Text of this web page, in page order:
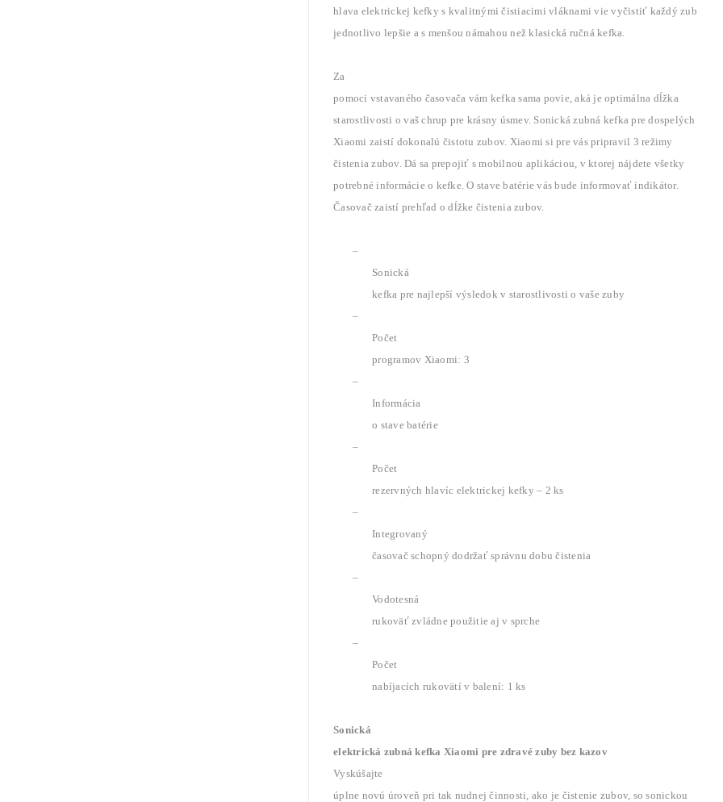
hlava elektrickej kefky s kvalitnými čistiacimi vláknami vie vyčistiť každý zub
jednotlivo lepšie a s menšou námahou než klasická ručná kefka.
Za
pomoci vstavaného časovača vám kefka sama povie, aká je optimálna dĺžka
starostlivosti o vaš chrup pre krásny úsmev. Sonická zubná kefka pre dospelých
Xiaomi zaistí dokonalú čistotu zubov. Xiaomi si pre vás pripravil 3 režimy
čistenia zubov. Dá sa prepojiť s mobilnou aplikáciou, v ktorej nájdete všetky
potrebné informácie o kefke. O stave batérie vás bude informovať indikátor.
Časovač zaistí prehľad o dĺžke čistenia zubov.
–
Sonická
kefka pre najlepší výsledok v starostlivosti o vaše zuby
–
Počet
programov Xiaomi: 3
–
Informácia
o stave batérie
–
Počet
rezervných hlavíc elektrickej kefky – 2 ks
–
Integrovaný
časovač schopný dodržať správnu dobu čistenia
–
Vodotesná
rukoväť zvládne použitie aj v sprche
–
Počet
nabíjacích rukovätí v balení: 1 ks
Sonická
elektrická zubná kefka Xiaomi pre zdravé zuby bez kazov
Vyskúšajte
úplne novú úroveň pri tak nudnej činnosti, ako je čistenie zubov, so sonickou